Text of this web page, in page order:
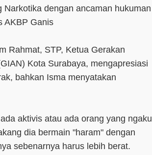
Narkotika dengan ancaman hukuman
AKBP Ganis
Rahmat, STP, Ketua Gerakan
Kota Surabaya, mengapresiasi
bahkan Isma menyatakan
aktivis atau ada orang yang ngaku
dia bermain "haram" dengan
sebenarnya harus lebih berat.